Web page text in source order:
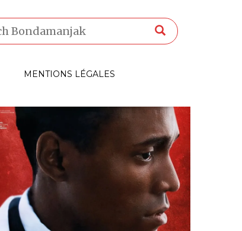
MENTIONS LÉGALES